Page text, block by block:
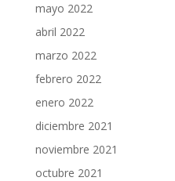
mayo 2022
abril 2022
marzo 2022
febrero 2022
enero 2022
diciembre 2021
noviembre 2021
octubre 2021